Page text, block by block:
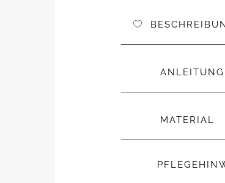
ANLEITUNG
MATERIAL